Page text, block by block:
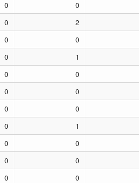
0 0
0 2
0 0
0 1
0 0
0 0
0 0
0 1
0 0
0 0
0 0